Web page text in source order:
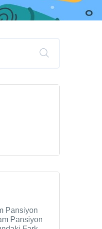
Pansiyon
Pansiyon